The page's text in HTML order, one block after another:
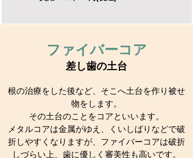
ファイバーコア
差し歯の土台
根の治療をした後など、そこへ土台を作り被せ
物をします。
その土台のことをコアといいます。
メタルコアは金属がゆえ、くいしばりなどで破
折しやすくなりますが、ファイバーコアは破折
しづらい上、歯に優しく審美性も高いです。